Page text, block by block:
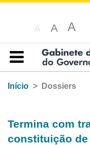
A A A
Índice
Início
Dossiers
Termina com
constituição